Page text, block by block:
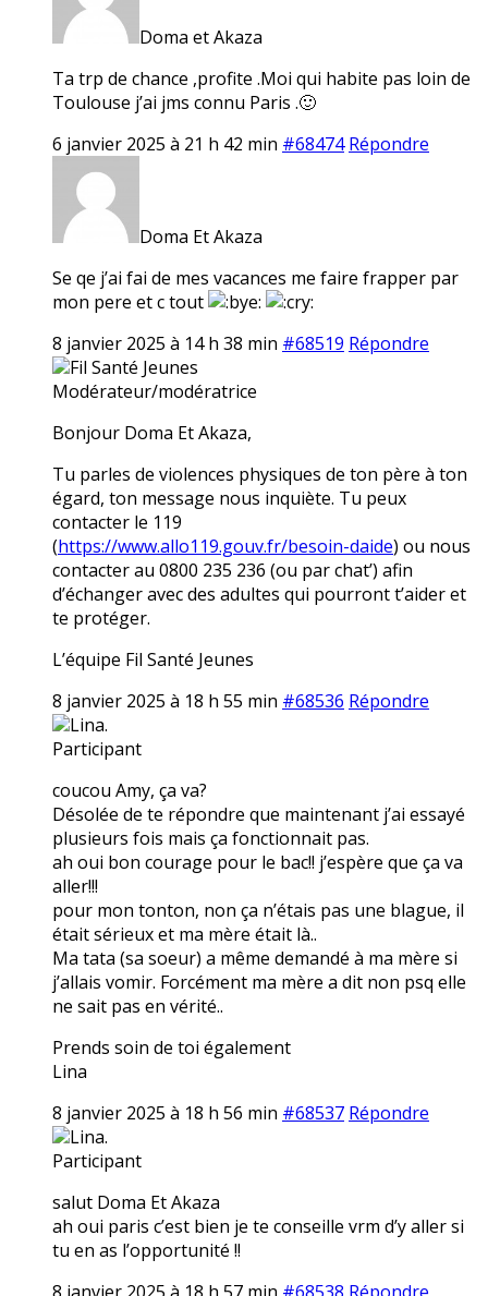
Doma et Akaza
Ta trp de chance ,profite .Moi qui habite pas loin de
Toulouse j’ai jms connu Paris .🙂
6 janvier 2025 à 21 h 42 min #68474 Répondre
Doma Et Akaza
Se qe j’ai fai de mes vacances me faire frapper par
mon pere et c tout
8 janvier 2025 à 14 h 38 min #68519 Répondre
Fil Santé Jeunes
Modérateur/modératrice
Bonjour Doma Et Akaza,
Tu parles de violences physiques de ton père à ton
égard, ton message nous inquiète. Tu peux
contacter le 119
(https://www.allo119.gouv.fr/besoin-daide) ou nous
contacter au 0800 235 236 (ou par chat’) afin
d’échanger avec des adultes qui pourront t’aider et
te protéger.
L’équipe Fil Santé Jeunes
8 janvier 2025 à 18 h 55 min #68536 Répondre
Lina.
Participant
coucou Amy, ça va?
Désolée de te répondre que maintenant j’ai essayé
plusieurs fois mais ça fonctionnait pas.
ah oui bon courage pour le bac!! j’espère que ça va
aller!!!
pour mon tonton, non ça n’étais pas une blague, il
était sérieux et ma mère était là..
Ma tata (sa soeur) a même demandé à ma mère si
j’allais vomir. Forcément ma mère a dit non psq elle
ne sait pas en vérité..
Prends soin de toi également
Lina
8 janvier 2025 à 18 h 56 min #68537 Répondre
Lina.
Participant
salut Doma Et Akaza
ah oui paris c’est bien je te conseille vrm d’y aller si
tu en as l’opportunité !!